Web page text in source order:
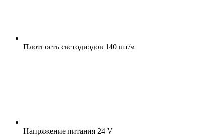
Плотность светодиодов 140 шт/м
Напряжение питания 24 V